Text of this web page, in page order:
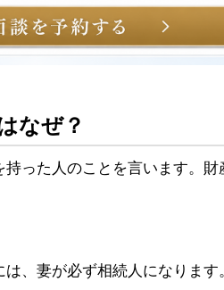
なぜ？
った人のことを言います。
、妻が必ず相続人になります